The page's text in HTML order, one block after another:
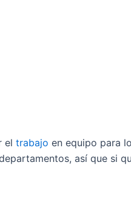
el trabajo en equipo para
así que si